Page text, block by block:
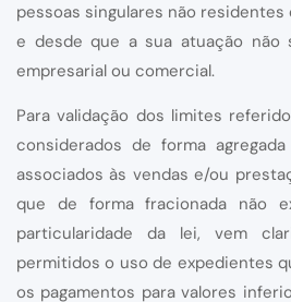
pessoas singulares não
e desde que a sua atuação não
empresarial ou comercial.
Para validação dos limites
considerados de forma
associados às vendas e/ou
que de forma fracionada não
particularidade da lei, vem
permitidos o uso de expedientes
os pagamentos para valores